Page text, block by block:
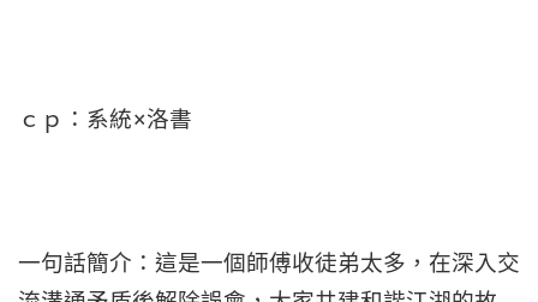
ｃｐ：系統×洛書
一句話簡介：這是一個師傅收徒弟太多，在深入交